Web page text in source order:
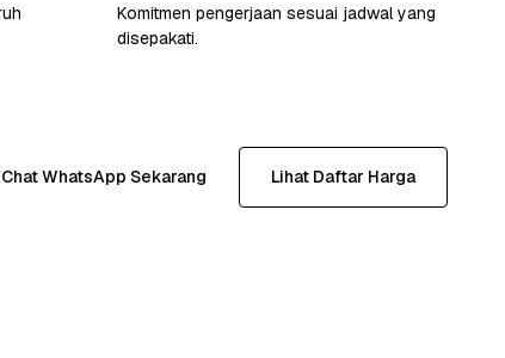
Komitmen pengerjaan sesuai jadwal yang
disepakati.
Chat WhatsApp Sekarang Lihat Daftar Harga